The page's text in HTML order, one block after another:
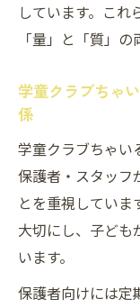
しています。これ
「量」と「質」
学童クラブちゃ
係
学童クラブちゃい
保護者・スタッフ
とを重視していま
大切にし、子ども
います。
保護者向けには定